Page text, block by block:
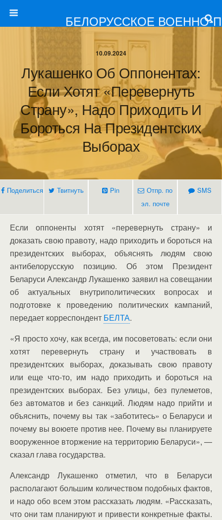
БЕЛОРУССКОЕ ВОЕННО-
10.09.2024
Лукашенко Об Оппонентах:
Если Хотят «перевернуть
Страну», Надо Приходить И
Бороться На Президентских
Выборах
Поделиться Твитнуть Pin
Отпр. по
эл. почте
SMS
Если оппоненты хотят «перевернуть страну» и
доказать свою правоту, надо приходить и бороться на
президентских выборах, объяснять людям свою
антибелорусскую позицию. Об этом Президент
Беларуси Александр Лукашенко заявил на совещании
об актуальных внутриполитических вопросах и
подготовке к проведению политических кампаний,
передает корреспондент БЕЛТА.
«Я просто хочу, как всегда, им посоветовать: если они
хотят перевернуть страну и участвовать в
президентских выборах, доказывать свою правоту
или еще что-то, им надо приходить и бороться на
президентских выборах. Без улицы, без пулеметов,
без автоматов и без санкций. Людям надо прийти и
объяснить, почему вы так «заботитесь» о Беларуси и
почему вы воюете против нее. Почему вы планируете
вооруженное вторжение на территорию Беларуси», —
сказал глава государства.
Александр Лукашенко отметил, что в Беларуси
располагают большим количеством подобных фактов,
и надо обо всем этом рассказать людям. «Рассказать,
что они там планируют и привести конкретные факты.